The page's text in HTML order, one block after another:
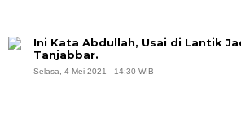
Ini Kata Abdullah, Usai di Lantik
Tanjabbar.
Selasa, 4 Mei 2021 - 14:30 WIB